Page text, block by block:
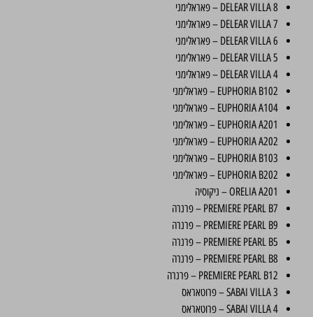
DELEAR VILLA 8 – פאראלימני
DELEAR VILLA 7 – פאראלימני
DELEAR VILLA 6 – פאראלימני
DELEAR VILLA 5 – פאראלימני
DELEAR VILLA 4 – פאראלימני
EUPHORIA B102 – פאראלימני
EUPHORIA A104 – פאראלימני
EUPHORIA A201 – פאראלימני
EUPHORIA A202 – פאראלימני
EUPHORIA B103 – פאראלימני
EUPHORIA B202 – פאראלימני
ORELIA A201 – ניקוסיה
PREMIERE PEARL B7 – פרנרה
PREMIERE PEARL B9 – פרנרה
PREMIERE PEARL B5 – פרנרה
PREMIERE PEARL B8 – פרנרה
PREMIERE PEARL B12 – פרנרה
SABAI VILLA 3 – פרוטאראס
SABAI VILLA 4 – פרוטאראס